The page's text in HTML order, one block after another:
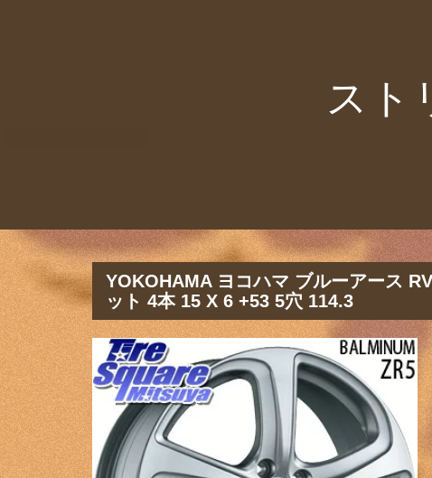
スト
YOKOHAMA ヨコハマ ブルーアース
ット 4本 15 X 6 +53 5穴 114.3